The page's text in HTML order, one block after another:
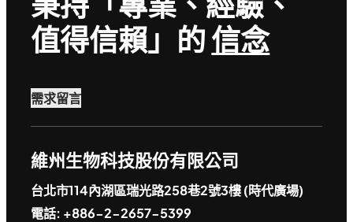
值得信賴」的信念
需求留言
維州生物科技股份有限公司
台北市114內湖區瑞光路258巷2號3樓 (時代廣場)
電話: +886-2-2657-5399